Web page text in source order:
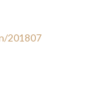
201807